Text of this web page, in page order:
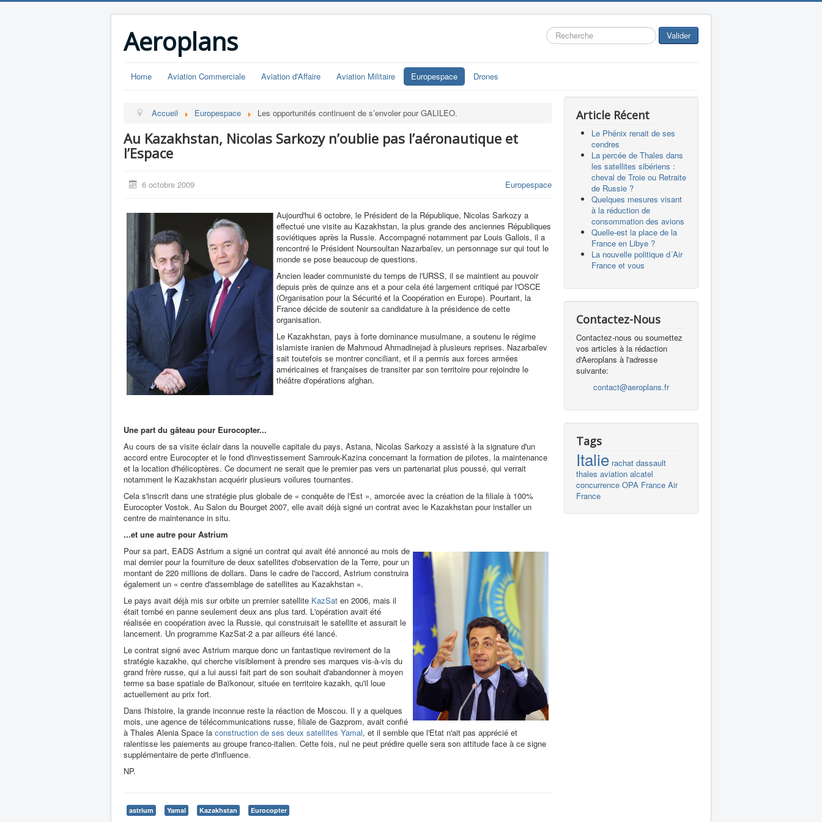
Aeroplans Rechercher Valider
Home Aviation Commerciale Aviation d'Affaire Aviation Militaire Europespace Drones
Accueil Europespace Les opportunités continuent de s’envoler pour GALILEO.
Au Kazakhstan, Nicolas Sarkozy n’oublie pas l’aéronautique et
l’Espace
6 octobre 2009 Europespace
Aujourd'hui 6 octobre, le Président de la République, Nicolas Sarkozy a
effectué une visite au Kazakhstan, la plus grande des anciennes Républiques
soviétiques après la Russie. Accompagné notamment par Louis Gallois, il a
rencontré le Président Noursoultan Nazarbaïev, un personnage sur qui tout le
monde se pose beaucoup de questions.
Ancien leader communiste du temps de l'URSS, il se maintient au pouvoir
depuis près de quinze ans et a pour cela été largement critiqué par l'OSCE
(Organisation pour la Sécurité et la Coopération en Europe). Pourtant, la
France décide de soutenir sa candidature à la présidence de cette
organisation.
Le Kazakhstan, pays à forte dominance musulmane, a soutenu le régime
islamiste iranien de Mahmoud Ahmadinejad à plusieurs reprises. Nazarbaïev
sait toutefois se montrer conciliant, et il a permis aux forces armées
américaines et françaises de transiter par son territoire pour rejoindre le
théâtre d'opérations afghan.
Une part du gâteau pour Eurocopter...
Au cours de sa visite éclair dans la nouvelle capitale du pays, Astana, Nicolas Sarkozy a assisté à la signature d'un
accord entre Eurocopter et le fond d'investissement Samrouk-Kazina concernant la formation de pilotes, la maintenance
et la location d'hélicoptères. Ce document ne serait que le premier pas vers un partenariat plus poussé, qui verrait
notamment le Kazakhstan acquérir plusieurs voilures tournantes.
Cela s'inscrit dans une stratégie plus globale de « conquête de l'Est », amorcée avec la création de la filiale à 100%
Eurocopter Vostok. Au Salon du Bourget 2007, elle avait déjà signé un contrat avec le Kazakhstan pour installer un
centre de maintenance in situ.
...et une autre pour Astrium
Pour sa part, EADS Astrium a signé un contrat qui avait été annoncé au mois de
mai dernier pour la fourniture de deux satellites d'observation de la Terre, pour un
montant de 220 millions de dollars. Dans le cadre de l'accord, Astrium construira
également un « centre d'assemblage de satellites au Kazakhstan ».
Le pays avait déjà mis sur orbite un premier satellite KazSat en 2006, mais il
était tombé en panne seulement deux ans plus tard. L'opération avait été
réalisée en coopération avec la Russie, qui construisait le satellite et assurait le
lancement. Un programme KazSat-2 a par ailleurs été lancé.
Le contrat signé avec Astrium marque donc un fantastique revirement de la
stratégie kazakhe, qui cherche visiblement à prendre ses marques vis-à-vis du
grand frère russe, qui a lui aussi fait part de son souhait d'abandonner à moyen
terme sa base spatiale de Baïkonour, située en territoire kazakh, qu'il loue
actuellement au prix fort.
Dans l'histoire, la grande inconnue reste la réaction de Moscou. Il y a quelques
mois, une agence de télécommunications russe, filiale de Gazprom, avait confié
à Thales Alenia Space la construction de ses deux satellites Yamal, et il semble que l'Etat n'ait pas apprécié et
ralentisse les paiements au groupe franco-italien. Cette fois, nul ne peut prédire quelle sera son attitude face à ce signe
supplémentaire de perte d'influence.
NP.
astrium Yamal Kazakhstan Eurocopter
Article Récent
Le Phénix renait de ses
cendres
La percée de Thales dans
les satellites sibériens :
cheval de Troie ou Retraite
de Russie ?
Quelques mesures visant
à la réduction de
consommation des avions
Quelle-est la place de la
France en Libye ?
La nouvelle politique d´Air
France et vous
Contactez-Nous
Contactez-nous ou soumettez
vos articles à la rédaction
d'Aeroplans à l'adresse
suivante:
contact@aeroplans.fr
Tags
Italie rachat dassault
thales aviation alcatel
concurrence OPA France Air
France